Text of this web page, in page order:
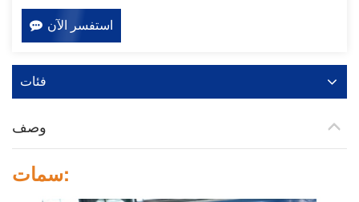
استفسر الآن
فئات
وصف
سمات: